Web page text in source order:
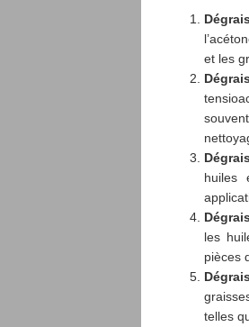
et les
huiles
les
pièces
telles